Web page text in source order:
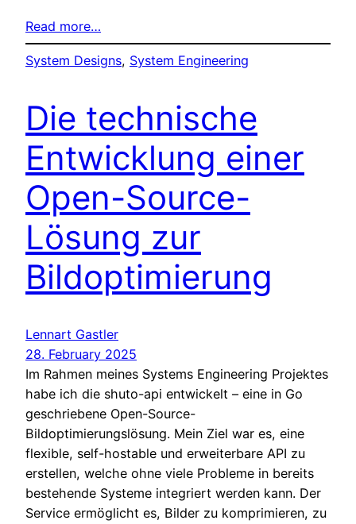
Read more…
System Designs, System Engineering
Die technische
Entwicklung einer
Open-Source-
Lösung zur
Bildoptimierung
Lennart Gastler
28. February 2025
Im Rahmen meines Systems Engineering Projektes
habe ich die shuto-api entwickelt – eine in Go
geschriebene Open-Source-
Bildoptimierungslösung. Mein Ziel war es, eine
flexible, self-hostable und erweiterbare API zu
erstellen, welche ohne viele Probleme in bereits
bestehende Systeme integriert werden kann. Der
Service ermöglicht es, Bilder zu komprimieren, zu